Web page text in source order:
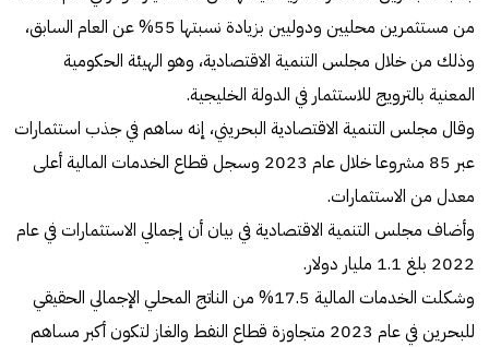
من مستثمرين محليين ودوليين بزيادة نسبتها 55% عن العام السابق،
وذلك من خلال مجلس التنمية الاقتصادية، وهو الهيئة الحكومية
المعنية بالترويج للاستثمار في الدولة الخليجية.
وقال مجلس التنمية الاقتصادية البحريني، إنه ساهم في جذب استثمارات
عبر 85 مشروعا خلال عام 2023 وسجل قطاع الخدمات المالية أعلى
معدل من الاستثمارات.
وأضاف مجلس التنمية الاقتصادية في بيان أن إجمالي الاستثمارات في عام
2022 بلغ 1.1 مليار دولار.
وشكلت الخدمات المالية 17.5% من الناتج المحلي الإجمالي الحقيقي
للبحرين في عام 2023 متجاوزة قطاع النفط والغاز لتكون أكبر مساهم